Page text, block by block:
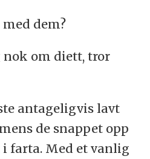
dem?
nok om diett, tror
antageligvis lavt
de snappet opp
farta. Med et vanlig